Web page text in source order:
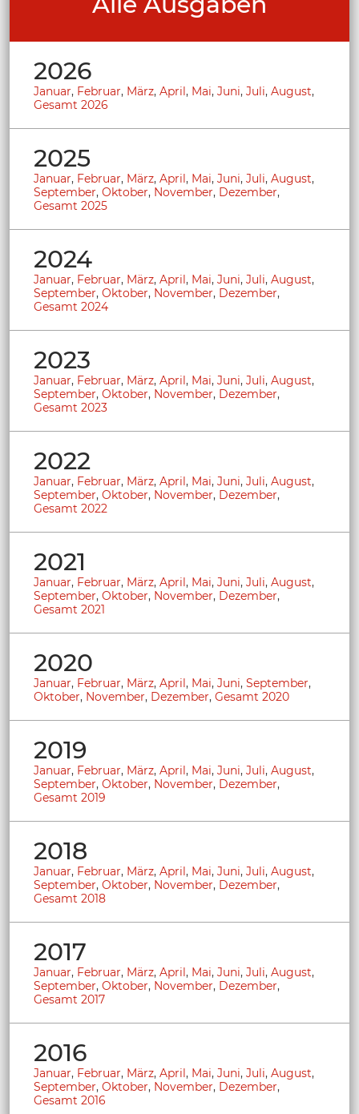
2026
Januar, Februar, März, April, Mai, Juni, Juli, August,
Gesamt 2026
2025
Januar, Februar, März, April, Mai, Juni, Juli, August,
September, Oktober, November, Dezember,
Gesamt 2025
2024
Januar, Februar, März, April, Mai, Juni, Juli, August,
September, Oktober, November, Dezember,
Gesamt 2024
2023
Januar, Februar, März, April, Mai, Juni, Juli, August,
September, Oktober, November, Dezember,
Gesamt 2023
2022
Januar, Februar, März, April, Mai, Juni, Juli, August,
September, Oktober, November, Dezember,
Gesamt 2022
2021
Januar, Februar, März, April, Mai, Juni, Juli, August,
September, Oktober, November, Dezember,
Gesamt 2021
2020
Januar, Februar, März, April, Mai, Juni, September,
Oktober, November, Dezember, Gesamt 2020
2019
Januar, Februar, März, April, Mai, Juni, Juli, August,
September, Oktober, November, Dezember,
Gesamt 2019
2018
Januar, Februar, März, April, Mai, Juni, Juli, August,
September, Oktober, November, Dezember,
Gesamt 2018
2017
Januar, Februar, März, April, Mai, Juni, Juli, August,
September, Oktober, November, Dezember,
Gesamt 2017
2016
Januar, Februar, März, April, Mai, Juni, Juli, August,
September, Oktober, November, Dezember,
Gesamt 2016